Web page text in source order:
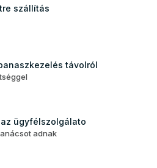
szállítás
távolról
ügyfélszolgálato
adnak